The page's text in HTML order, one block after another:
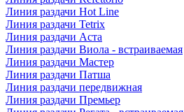
Линия раздачи Hot Line
Линия раздачи Tetrix
Линия раздачи Аста
Линия раздачи Виола - встраиваемая
Линия раздачи Мастер
Линия раздачи Патша
Линия раздачи передвижная
Линия раздачи Премьер